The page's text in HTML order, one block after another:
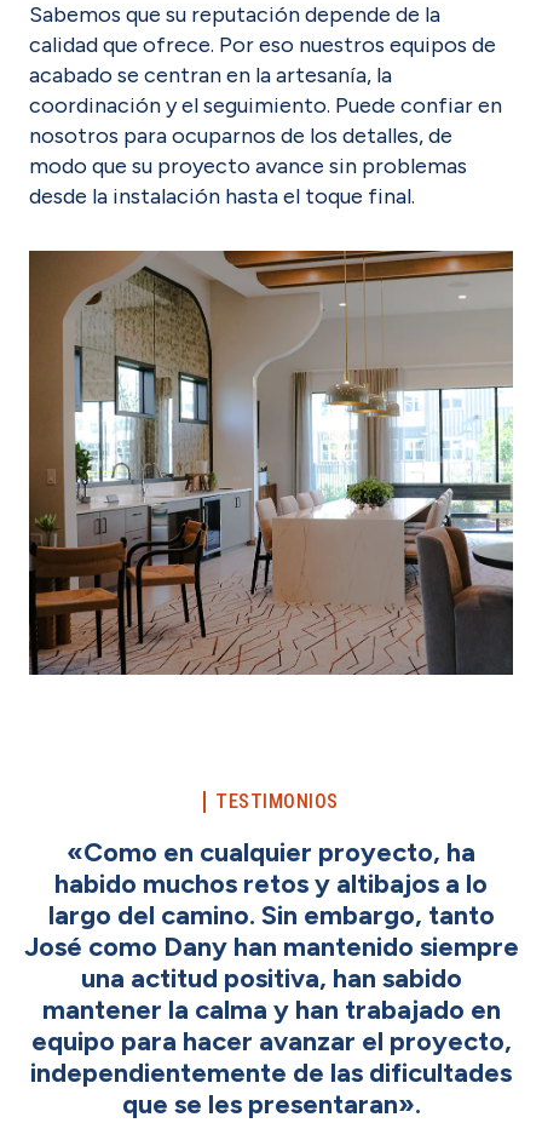
Sabemos que su reputación depende de la
calidad que ofrece. Por eso nuestros equipos de
acabado se centran en la artesanía, la
coordinación y el seguimiento. Puede confiar en
nosotros para ocuparnos de los detalles, de
modo que su proyecto avance sin problemas
desde la instalación hasta el toque final.
TESTIMONIOS
«Como en cualquier proyecto, ha
habido muchos retos y altibajos a lo
largo del camino. Sin embargo, tanto
José como Dany han mantenido siempre
una actitud positiva, han sabido
mantener la calma y han trabajado en
equipo para hacer avanzar el proyecto,
independientemente de las dificultades
que se les presentaran».